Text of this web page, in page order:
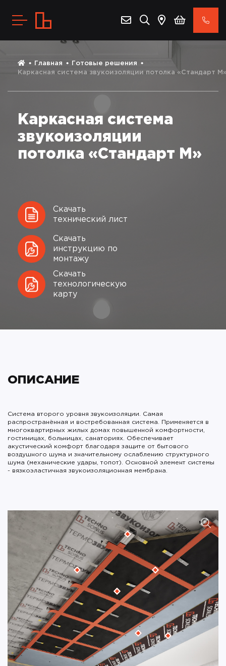
Главная
Готовые решения
Каркасная система звукоизоляции потолка «Стандарт
Каркасная система
звукоизоляции
потолка «Стандарт М»
Скачать
технический лист
Скачать
инструкцию по
монтажу
Скачать
технологическую
карту
ОПИСАНИЕ
Система второго уровня звукоизоляции. Самая
распространённая и востребованная система. Применяется в
многоквартирных жилых домах повышенной комфортности,
гостиницах, больницах, санаториях. Обеспечивает
акустический комфорт благодаря защите от бытового
воздушного шума и значительному ослаблению структурного
шума (механические удары, топот). Основной элемент системы
- вязкоэластичная звукоизоляционная мембрана.